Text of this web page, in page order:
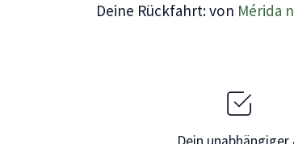
Deine Rückfahrt: von Mérida